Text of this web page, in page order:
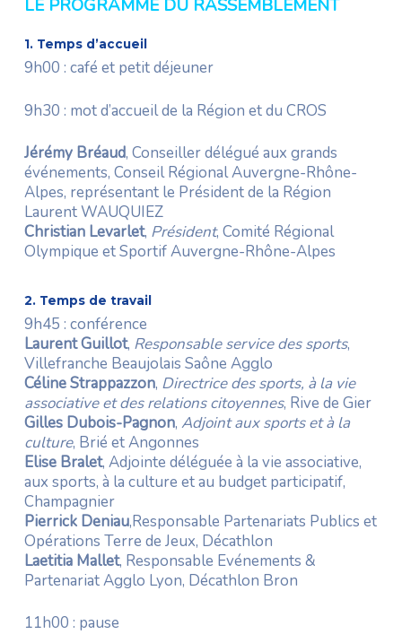
LE PROGRAMME DU RASSEMBLEMENT
1. Temps d’accueil
9h00 : café et petit déjeuner
9h30 : mot d’accueil de la Région et du CROS
Jérémy Bréaud, Conseiller délégué aux grands
événements, Conseil Régional Auvergne-Rhône-
Alpes, représentant le Président de la Région
Laurent WAUQUIEZ
Christian Levarlet, Président, Comité Régional
Olympique et Sportif Auvergne-Rhône-Alpes
2. Temps de travail
9h45 : conférence
Laurent Guillot, Responsable service des sports,
Villefranche Beaujolais Saône Agglo
Céline Strappazzon, Directrice des sports, à la vie
associative et des relations citoyennes, Rive de Gier
Gilles Dubois-Pagnon, Adjoint aux sports et à la
culture, Brié et Angonnes
Elise Bralet, Adjointe déléguée à la vie associative,
aux sports, à la culture et au budget participatif,
Champagnier
Pierrick Deniau,Responsable Partenariats Publics et
Opérations Terre de Jeux, Décathlon
Laetitia Mallet, Responsable Evénements &
Partenariat Agglo Lyon, Décathlon Bron
11h00 : pause